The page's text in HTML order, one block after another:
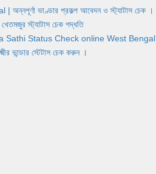
ভাণ্ডার প্রকল্প আবেদন ও স্ট্যাটাস চেক ।
স্ট্যাটাস চেক পদ্ধতি
Sathi Status Check online West Bengal
স্টেটাস চেক করুন ।